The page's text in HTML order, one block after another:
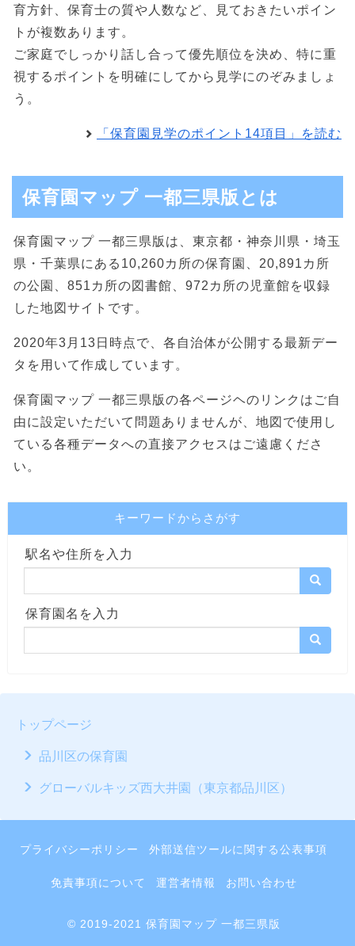
育方針、保育士の質や人数など、見ておきたいポイン
トが複数あります。
ご家庭でしっかり話し合って優先順位を決め、特に重
視するポイントを明確にしてから見学にのぞみましょ
う。
「保育園見学のポイント14項目」を読む
保育園マップ 一都三県版とは
保育園マップ 一都三県版は、東京都・神奈川県・埼玉
県・千葉県にある10,260カ所の保育園、20,891カ所
の公園、851カ所の図書館、972カ所の児童館を収録
した地図サイトです。
2020年3月13日時点で、各自治体が公開する最新デー
タを用いて作成しています。
保育園マップ 一都三県版の各ページヘのリンクはご自
由に設定いただいて問題ありませんが、地図で使用し
ている各種データへの直接アクセスはご遠慮くださ
い。
キーワードからさがす
駅名や住所を入力
保育園名を入力
トップページ
品川区の保育園
グローバルキッズ西大井園（東京都品川区）
プライバシーポリシー 外部送信ツールに関する公表事項
免責事項について 運営者情報 お問い合わせ
© 2019-2021 保育園マップ 一都三県版